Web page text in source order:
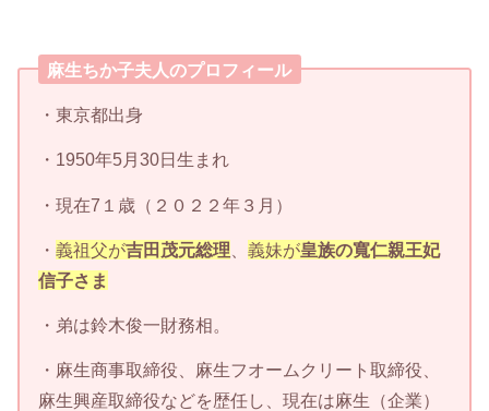
麻生ちか子夫人のプロフィール
・東京都出身
・1950年5月30日生まれ
・現在7１歳（２０２２年３月）
・義祖父が吉田茂元総理 、義妹が皇族の寬仁親王妃
信子さま
・弟は鈴木俊一財務相。
・麻生商事取締役、麻生フオームクリート取締役、
麻生興産取締役などを歴任し、現在は麻生（企業）